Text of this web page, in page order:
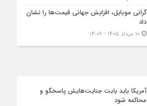
گرانی موبایل، افزایش جهانی قیمت‌ها را نشان
داد
۱۰ مرداد ۱۴۰۵ - ۱۴:۰۹
آمریکا باید بابت جنایت‌هایش پاسخگو و
محاکمه شود